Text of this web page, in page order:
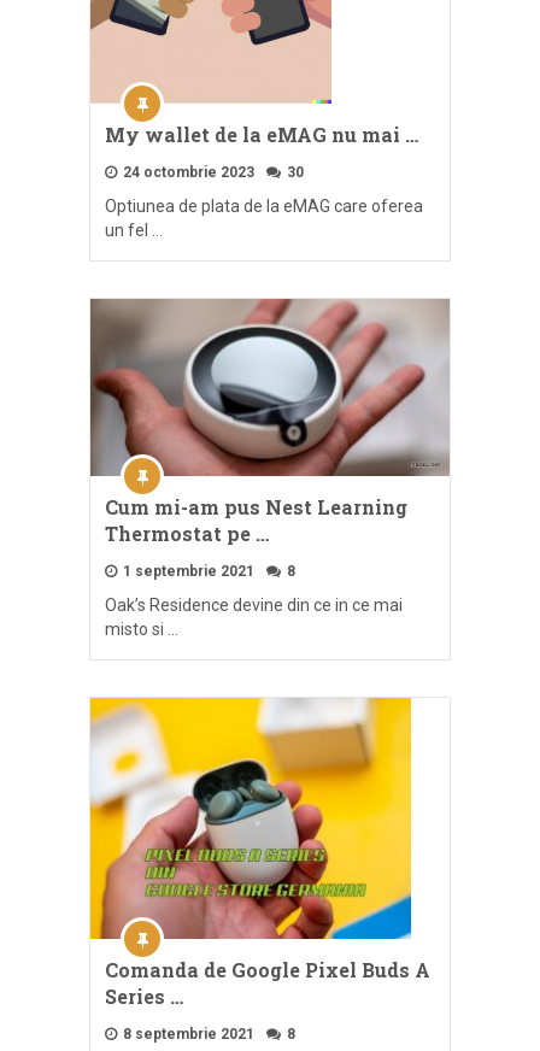
My wallet de la eMAG nu mai …
24 octombrie 2023 30
Optiunea de plata de la eMAG care oferea
un fel …
Cum mi-am pus Nest Learning
Thermostat pe …
1 septembrie 2021 8
Oak’s Residence devine din ce in ce mai
misto si …
Comanda de Google Pixel Buds A
Series …
8 septembrie 2021 8